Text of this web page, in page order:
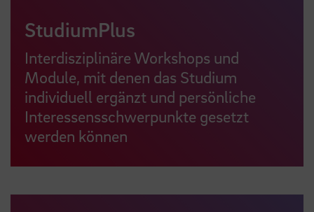
StudiumPlus
Interdisziplinäre Workshops und
Module, mit denen das Studium
individuell ergänzt und persönliche
Interessensschwerpunkte gesetzt
werden können